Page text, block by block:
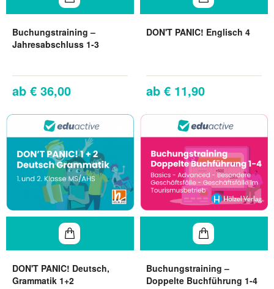
Buchungstraining –
Jahresabschluss 1-3
€ 36,00
DON'T PANIC! Englisch 4
€ 11,90
DON'T PANIC! Deutsch,
Grammatik 1+2
Buchungstraining –
Doppelte Buchführung 1-4